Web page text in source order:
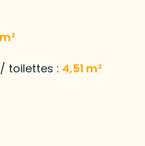
toilettes : 4,51 m²